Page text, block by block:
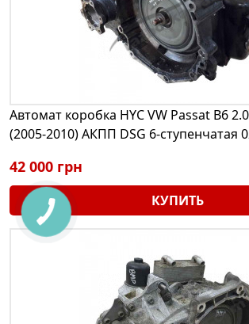
Автомат коробка HYC VW Passat B6
(2005-2010) АКПП DSG 6-ступенчатая
42 000 грн
КУПИТЬ